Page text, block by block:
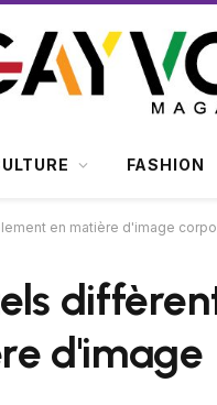
FASHION
en matière d'image
d'image